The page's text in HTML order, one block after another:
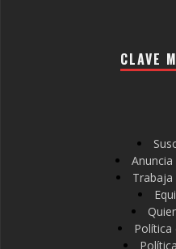
CLAVE
Política